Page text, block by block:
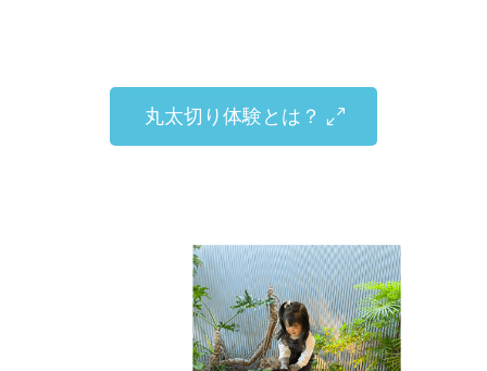
丸太切り体験とは？